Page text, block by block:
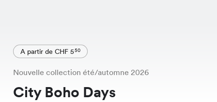
A partir de CHF 550
Nouvelle collection été/automne 2026
City Boho Days